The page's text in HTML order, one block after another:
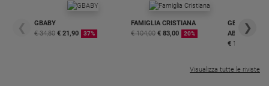
❮
GBABY
€ 34,80 € 21,90 37%
FAMIGLIA CRISTIANA
€ 104,00 € 83,00 20%
GBABY
€ 16,99
❯
Visualizza tutte le riviste